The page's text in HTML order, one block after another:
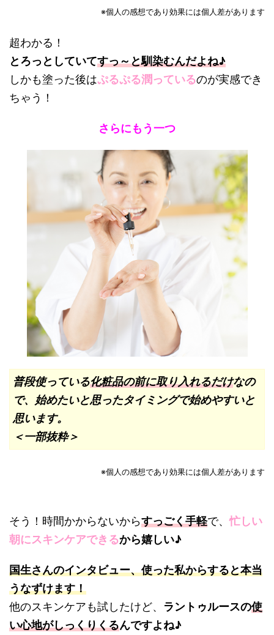
※個人の感想であり効果には個人差があります
超わかる！
とろっとしていてすっ～と馴染むんだよね♪
しかも塗った後はぷるぷる潤っているのが実感でき
ちゃう！
さらにもう一つ
普段使っている化粧品の前に取り入れるだけなの
で、始めたいと思ったタイミングで始めやすいと
思います。
＜一部抜粋＞
※個人の感想であり効果には個人差があります
そう！時間かからないからすっごく手軽で、忙しい
朝にスキンケアできるから嬉しい♪
国生さんのインタビュー、使った私からすると本当
うなずけます！
他のスキンケアも試したけど、 ラントゥルースの使
い心地がしっくりくるんですよね♪